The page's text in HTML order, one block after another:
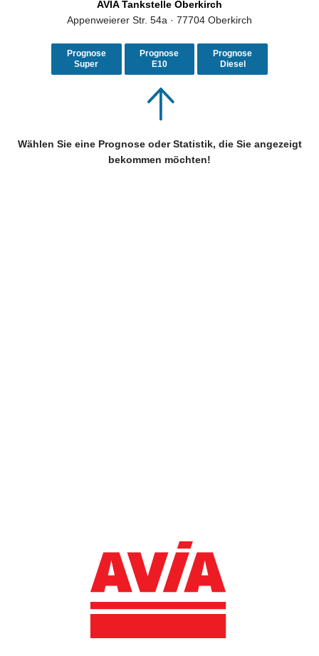
AVIA Tankstelle Oberkirch
Appenweierer Str. 54a · 77704 Oberkirch
Prognose
Super
Prognose
E10
Prognose
Diesel
Wählen Sie eine Prognose oder Statistik, die Sie angezeigt
bekommen möchten!